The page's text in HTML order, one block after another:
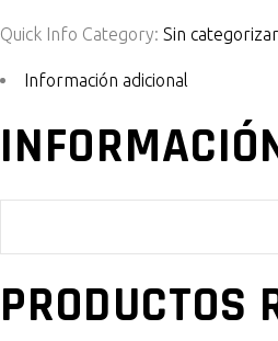
Quick Info Category: Sin categorizar
Información adicional
PRODUCTOS